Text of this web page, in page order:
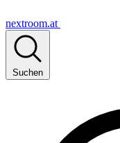
nextroom.at
Suchen